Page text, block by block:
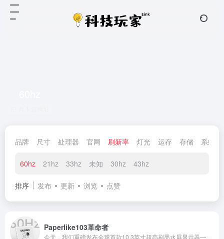
品牌 尺寸 处理器 官网 刷新率 灯光 运存 存储 系统
60hz 21hz 33hz 未知 30hz 43hz
排序 发布 更新 浏览 点赞
Paperlike103革命者